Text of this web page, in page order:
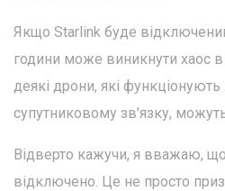
Якщо Starlink буде
години може виникнути хаос в
деякі дрони, які
супутниковому зв'язку,
Відверто кажучи, я вважаю,
відключено. Це не просто